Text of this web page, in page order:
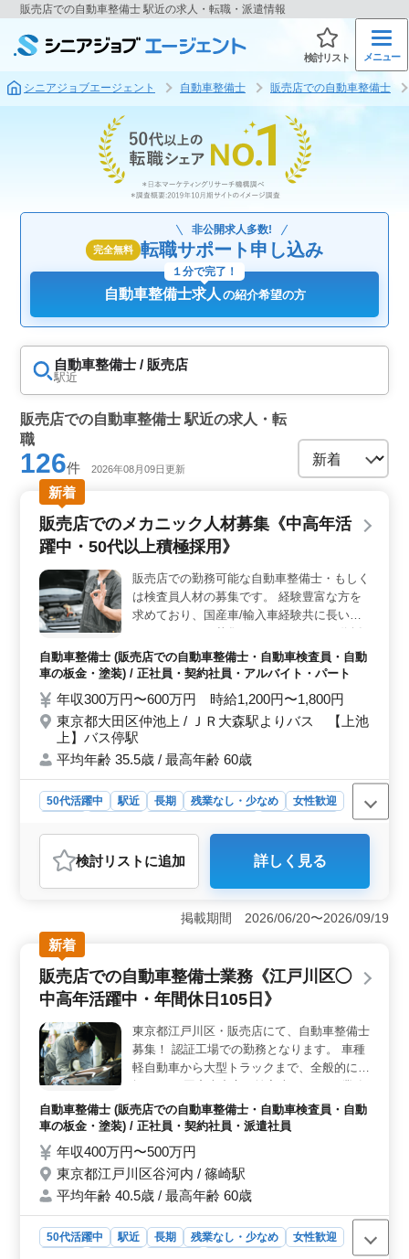
販売店での自動車整備士 駅近の求人・転職・派遣情報
検討リスト メニュー
シニアジョブエージェント 自動車整備士 販売店での自動車整備士
完全無料
非公開求人多数!
転職サポート申し込み
自動車整備士求人 の紹介希望の方
１分で完了！
自動車整備士 / 販売店
駅近
販売店での自動車整備士 駅近の求人・転
職
126件 2026年08月09日更新
新着
販売店でのメカニック人材募集《中高年活
躍中・50代以上積極採用》
販売店での勤務可能な自動車整備士・もしく
は検査員人材の募集です。 経験豊富な方を
求めており、国産車/輸入車経験共に長いメ
用実績有り。年齢での落選はございません。
欠員では無く業務好調による増員です！ ・
の交換・取り付け・補修 ・トラブルシュー
ティング時の整備業務全般 現在50歳以上も
活躍している企業です。 ぜひ今までの経験
を活かして頂ける方のご応募お待ちしており
ます。 ☆社会保険完備 ☆交通費全額支給
自動車整備士 (販売店での自動車整備士・自動車検査員・自動
車の板金・塗装) / 正社員・契約社員・アルバイト・パート
年収300万円〜600万円 時給1,200円〜1,800円
東京都大田区仲池上 / ＪＲ大森駅よりバス 【上池
上】バス停駅
平均年齢 35.5歳 / 最高年齢 60歳
50代活躍中 駅近 長期 残業なし・少なめ
女性歓迎
おすすめポイント
＜中高年が活躍できる販売店でのメカニック募集＞ 東
京都大田区仲池上にある販売店では、中高年の経験豊富
な自動車整備士・検査員を積極採用しています。50代以
上の方も歓迎し、経験やスキルを活かして活躍できる環
境が整っています。企業内での育成やフォローアップも
行われており、安心して働けるサポート体制が整ってい
ますので、長く働ける職場です。 ＜残業少なめでワ
ークライフバランスを実現＞ 残業が少なく、充実した
プライベートを過ごせる環境です。家族や趣味、自己成
長の時間を大切にしながら、しっかりとした業務に集中
できます。長期的なキャリアプランを描きながら、安定
した経済的基盤を築くことができます。 ＜豊富な経
験を活かした業務内容＞ 定期点検整備や車検対応な
ど、幅広い整備業務を担当します。経験豊富な方ならで
はのトラブルシューティング能力を発揮し、確かな技術
でお客様の信頼に応えることができます。また、新しい
技術や機器の導入にも積極的に取り組み、自己成長を図
ることができる環境です。
検討リスト に追加 詳しく見る
掲載期間 2026/06/20〜2026/09/19
新着
販売店での自動車整備士業務《江戸川区◯
中高年活躍中・年間休日105日》
東京都江戸川区・販売店にて、自動車整備士
募集！ 認証工場での勤務となります。 車種
軽自動車から大型トラックまで、全般的に取
内容 ・定期点検整備、納車整備、車検対応
・部品の交換・取り付け・補修 ・板金塗装
務全般 など 備考 ・年間休日105日 ・残業少
なめ ・駅チカ ・交通費実費支給 工場内に最
新機器を積極的導入。 働きやすい環境を整
備しています。 メカニック経験10年以上、
自動車検査員資格保有者、条件優遇！ お気
軽にお問い合わせください♪
自動車整備士 (販売店での自動車整備士・自動車検査員・自動
車の板金・塗装) / 正社員・契約社員・派遣社員
年収400万円〜500万円
東京都江戸川区谷河内 / 篠崎駅
平均年齢 40.5歳 / 最高年齢 60歳
50代活躍中 駅近 長期 残業なし・少なめ
女性歓迎